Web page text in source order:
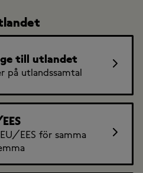
till utlandet
på utlandssamtal
EES för samma